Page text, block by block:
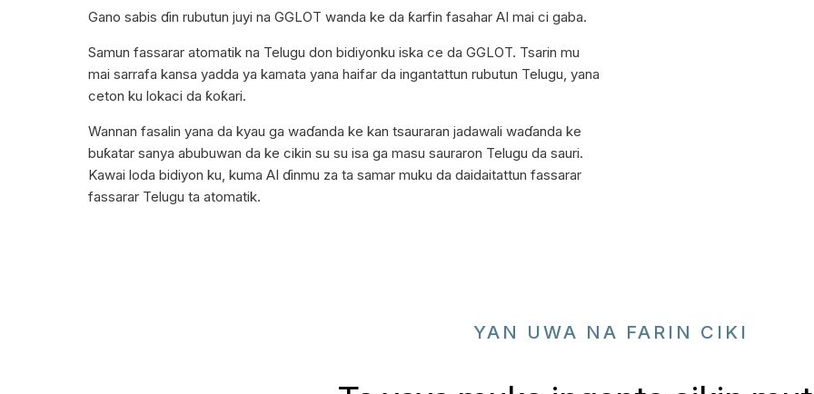
Gano sabis ɗin rubutun juyi na GGLOT wanda ke da ƙarfin fasahar AI mai ci gaba.
Samun fassarar atomatik na Telugu don bidiyonku iska ce da GGLOT. Tsarin mu
mai sarrafa kansa yadda ya kamata yana haifar da ingantattun rubutun Telugu, yana
ceton ku lokaci da ƙoƙari.
Wannan fasalin yana da kyau ga waɗanda ke kan tsauraran jadawali waɗanda ke
buƙatar sanya abubuwan da ke cikin su su isa ga masu sauraron Telugu da sauri.
Kawai loda bidiyon ku, kuma AI ɗinmu za ta samar muku da daidaitattun fassarar
fassarar Telugu ta atomatik.
YAN UWA NA FARIN CIKI